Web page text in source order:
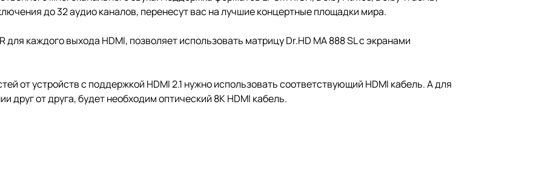
до 32 аудио каналов, перенесут вас на лучшие концертные площадки мира.
каждого выхода HDMI, позволяет использовать матрицу Dr.HD MA 888 SL с экранами
от устройств с поддержкой HDMI 2.1 нужно использовать соответствующий HDMI кабель. А для
от друга, будет необходим оптический 8K HDMI кабель.